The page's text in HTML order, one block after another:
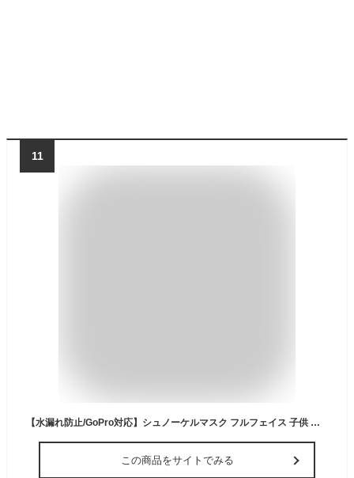
11
【水漏れ防止/GoPro対応】シュノーケルマスク フルフェイス 子供 大人 折りたたみ コンパクト スノーケル 水中ゴーグル キッズ 小学生【送料無料】 スノーケル シュノーケリングセット コンパクト 水漏れ防止 海水浴 川遊び 初心者 夏休み あす楽 沖縄 プール 男女兼用
この商品をサイトでみる